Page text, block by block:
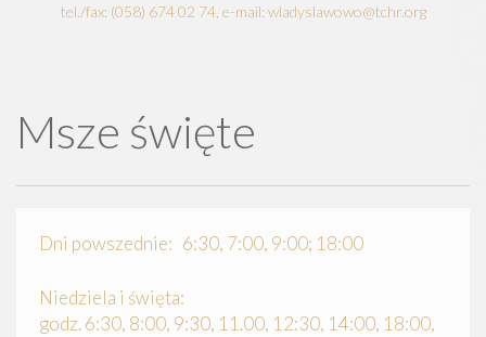
tel./fax: (058) 674 02 74, e-mail: wladyslawowo@tchr.org
Msze święte
Dni powszednie: 6:30, 7:00, 9:00; 18:00
Niedziela i święta:
godz. 6:30, 8:00, 9:30, 11.00, 12:30, 14:00, 18:00,